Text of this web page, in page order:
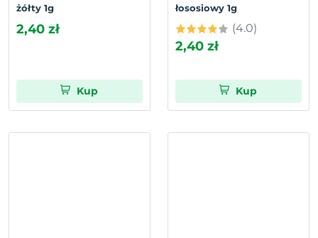
żółty 1g
2,40 zł
Kup
łososiowy 1g
(4.0)
2,40 zł
Kup